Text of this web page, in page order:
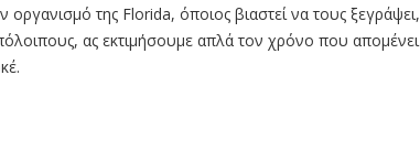
της Florida, όποιος βιαστεί να τους ξεγράψει,
ας εκτιμήσουμε απλά τον χρόνο που απομένει